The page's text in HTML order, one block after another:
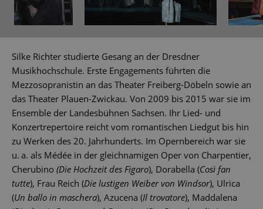
Silke Richter studierte Gesang an der Dresdner
Musikhochschule. Erste Engagements führten die
Mezzosopranistin an das Theater Freiberg-Döbeln sowie an
das Theater Plauen-Zwickau. Von 2009 bis 2015 war sie im
Ensemble der Landesbühnen Sachsen. Ihr Lied- und
Konzertrepertoire reicht vom romantischen Liedgut bis hin
zu Werken des 20. Jahrhunderts. Im Opernbereich war sie
u. a. als Médée in der gleichnamigen Oper von Charpentier,
Cherubino (Die Hochzeit des Figaro), Dorabella (Così fan
tutte), Frau Reich (Die lustigen Weiber von Windsor), Ulrica
(Un ballo in maschera), Azucena (Il trovatore), Maddalena